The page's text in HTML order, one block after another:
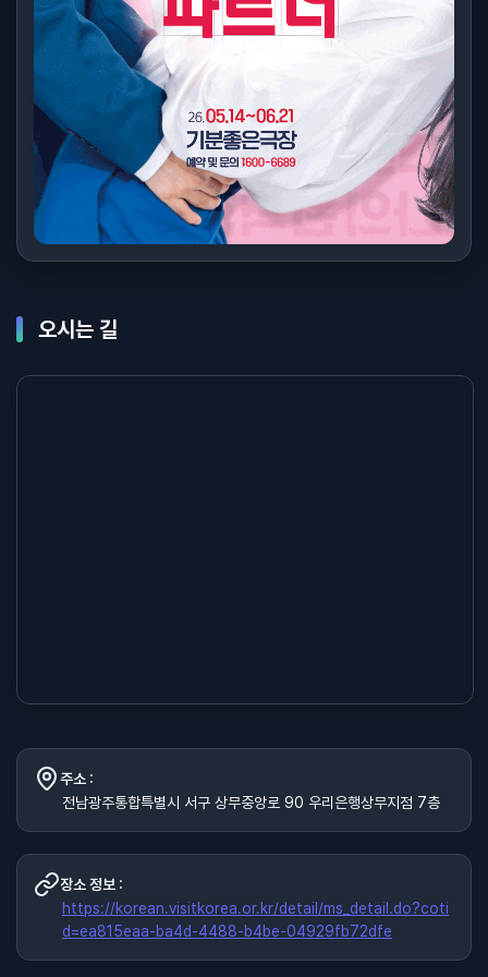
오시는 길
주소 :
전남광주통합특별시 서구 상무중앙로 90 우리은행상무지점 7층
장소 정보 :
https://korean.visitkorea.or.kr/detail/ms_detail.do?coti
d=ea815eaa-ba4d-4488-b4be-04929fb72dfe